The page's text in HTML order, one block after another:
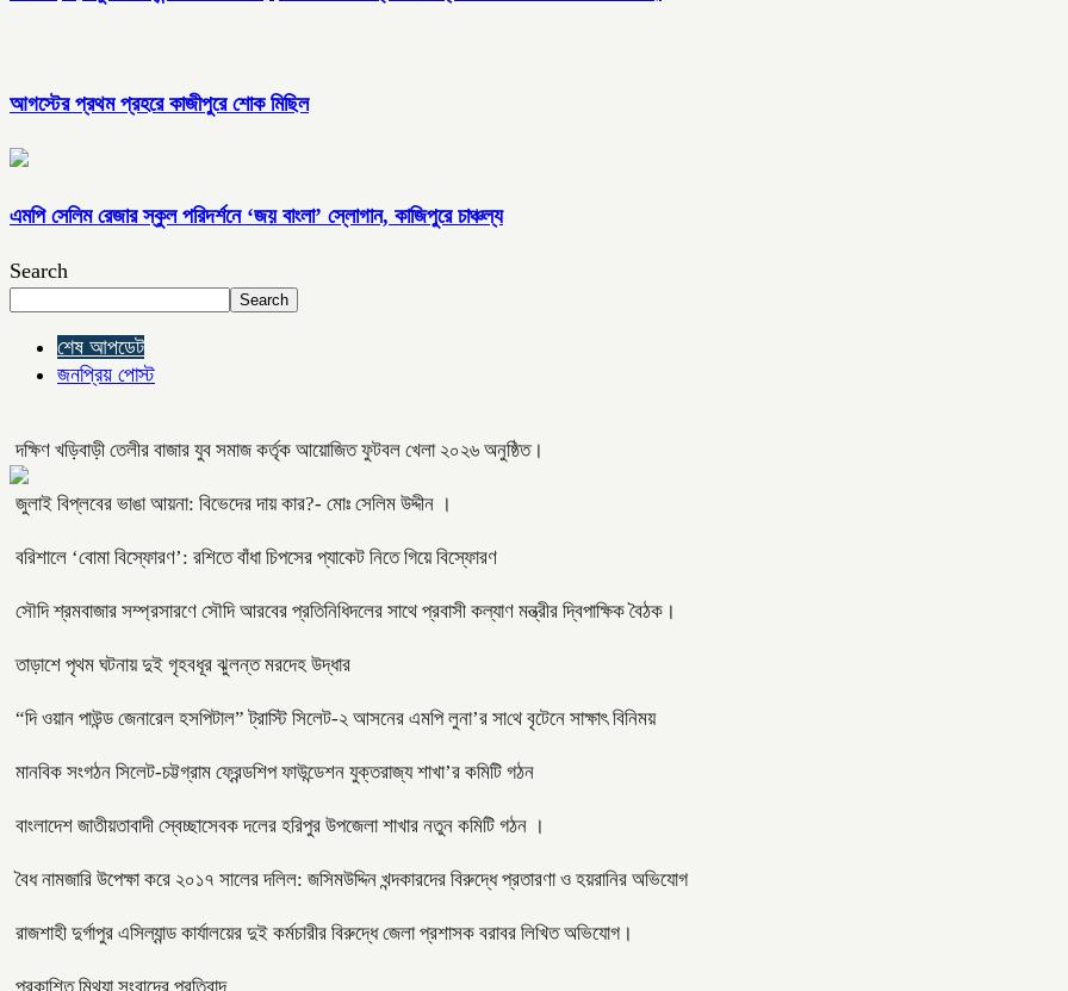
আগস্টের প্রথম প্রহরে কাজীপুরে শোক মিছিল
এমপি সেলিম রেজার স্কুল পরিদর্শনে ‘জয় বাংলা’ স্লোগান, কাজিপুরে চাঞ্চল্য
Search
Search
শেষ আপডেট
জনপ্রিয় পোস্ট
দক্ষিণ খড়িবাড়ী তেলীর বাজার যুব সমাজ কর্তৃক আয়োজিত ফুটবল খেলা ২০২৬ অনুষ্ঠিত।
জুলাই বিপ্লবের ভাঙা আয়না: বিভেদের দায় কার?- মোঃ সেলিম উদ্দীন ।
বরিশালে ‘বোমা বিস্ফোরণ’: রশিতে বাঁধা চিপসের প্যাকেট নিতে গিয়ে বিস্ফোরণ
সৌদি শ্রমবাজার সম্প্রসারণে সৌদি আরবের প্রতিনিধিদলের সাথে প্রবাসী কল্যাণ মন্ত্রীর দ্বিপাক্ষিক বৈঠক।
তাড়াশে পৃথম ঘটনায় দুই গৃহবধূর ঝুলন্ত মরদেহ উদ্ধার
“দি ওয়ান পাউন্ড জেনারেল হসপিটাল” ট্রাস্টি সিলেট-২ আসনের এমপি লুনা’র সা‌থে বৃটেনে সাক্ষাৎ বিনিময়
মানবিক সংগঠন সিলেট-চট্টগ্রাম ফ্রেন্ডশিপ ফাউন্ডেশন যুক্তরাজ্য শাখা’র কমিটি গঠন
বাংলাদেশ জাতীয়তাবাদী স্বেচ্ছাসেবক দলের হরিপুর উপজেলা শাখার নতুন কমিটি গঠন ।
বৈধ নামজারি উপেক্ষা করে ২০১৭ সালের দলিল: জসিমউদ্দিন খন্দকারদের বিরুদ্ধে প্রতারণা ও হয়রানির অভিযোগ
রাজশাহী দুর্গাপুর এসিল্যান্ড কার্যালয়ের দুই কর্মচারীর বিরুদ্ধে জেলা প্রশাসক বরাবর লিখিত অভিযোগ।